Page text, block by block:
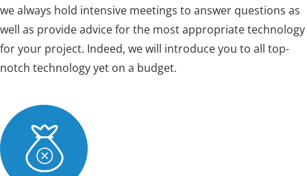
we always hold intensive meetings to answer questions as
well as provide advice for the most appropriate technology
for your project. Indeed, we will introduce you to all top-
notch technology yet on a budget.